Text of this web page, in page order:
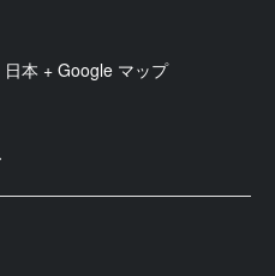
日本 + Google マップ